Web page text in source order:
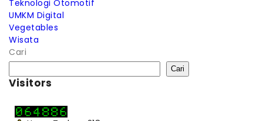
Teknologi Otomotif
UMKM Digital
Vegetables
Wisata
Cari
Cari
Visitors